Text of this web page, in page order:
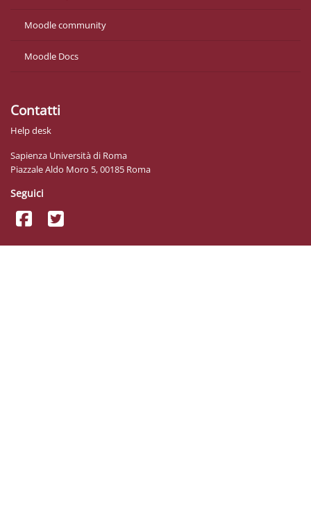
Moodle community
Moodle Docs
Contatti
Help desk
Sapienza Università di Roma
Piazzale Aldo Moro 5, 00185 Roma
Seguici